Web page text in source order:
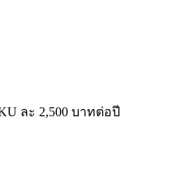
ละ 2,500 บาทต่อปี